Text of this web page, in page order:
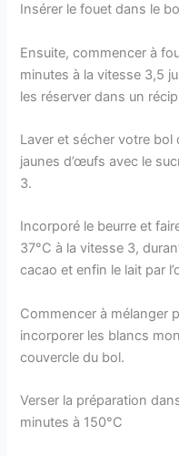
Insérer le fouet dans le
Ensuite, commencer à
minutes à la vitesse 3,5
les réserver dans un
Laver et sécher votre
jaunes d’œufs avec le
3.
Incorporé le beurre et
37°C à la vitesse 3,
cacao et enfin le lait par
Commencer à mélanger
incorporer les blancs
couvercle du bol.
Verser la préparation
minutes à 150°C